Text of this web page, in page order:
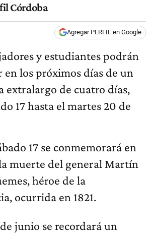
Córdoba
Agregar PERFIL en Google
y estudiantes podrán
los próximos días de un
extralargo de cuatro días,
17 hasta el martes 20 de
17 se conmemorará en
muerte del general Martín
héroe de la
ocurrida en 1821.
junio se recordará un